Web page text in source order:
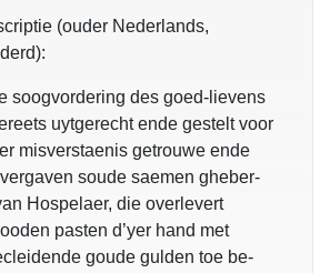
(ouder Nederlands,
soogvordering des goed-lievens
uytgerecht ende gestelt voor
misverstaenis getrouwe ende
soude saemen gheber-
Hospelaer, die overlevert
pasten d’yer hand met
goude gulden toe be-